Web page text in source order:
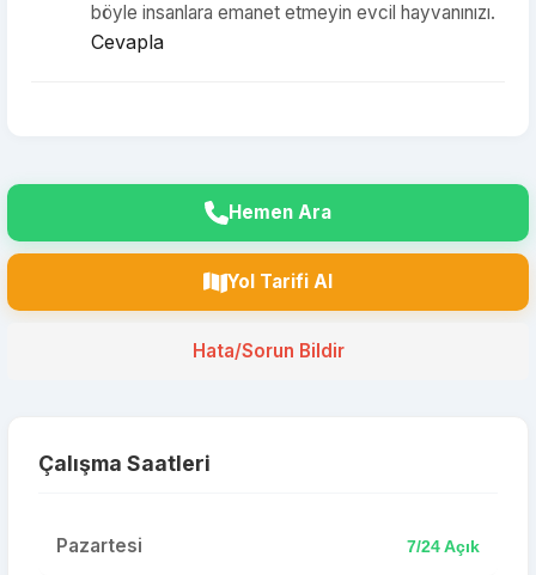
böyle insanlara emanet etmeyin evcil hayvanınızı.
Cevapla
Hemen Ara
Yol Tarifi Al
Hata/Sorun Bildir
Çalışma Saatleri
Pazartesi 7/24 Açık